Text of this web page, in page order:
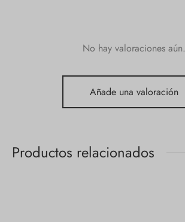
No hay valoraciones aún.
Añade una valoración
Productos relacionados